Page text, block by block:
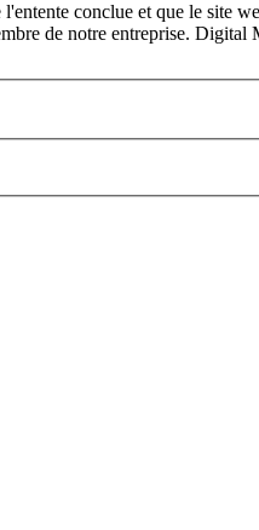
conclue et que le site
de notre entreprise.